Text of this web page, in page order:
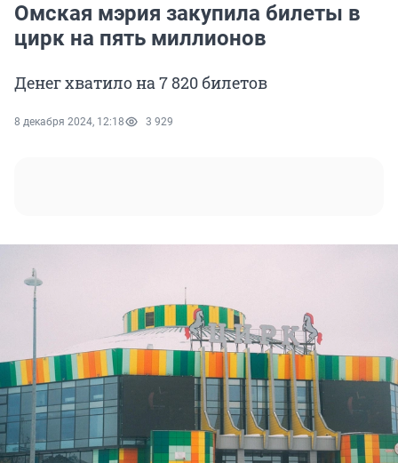
Омская мэрия закупила билеты в
цирк на пять миллионов
Денег хватило на 7 820 билетов
8 декабря 2024, 12:18 3 929